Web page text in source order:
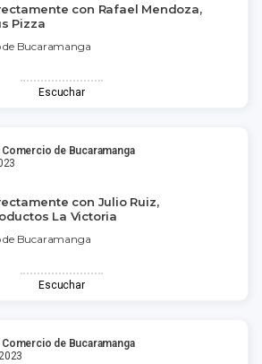
con Rafael Mendoza,
Pizza
de Bucaramanga
Escuchar
Comercio de Bucaramanga
con Julio Ruiz,
La Victoria
de Bucaramanga
Escuchar
Comercio de Bucaramanga